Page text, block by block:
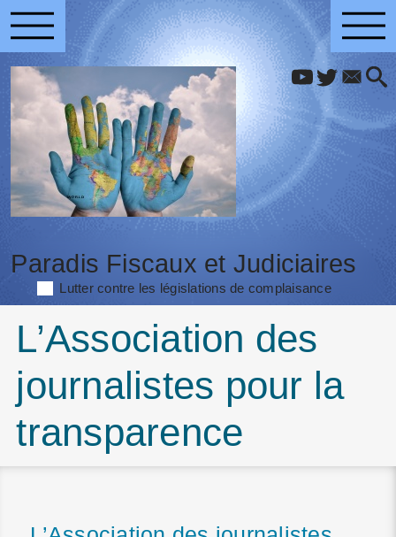
Paradis Fiscaux et Judiciaires
Lutter contre les législations de complaisance
L’Association des
journalistes pour la
transparence